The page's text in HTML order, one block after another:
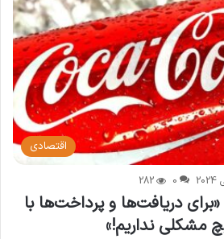
اقتصادی
0
282
دریافت‌ها و پرداخت‌ها با
مشکلی نداریم!»